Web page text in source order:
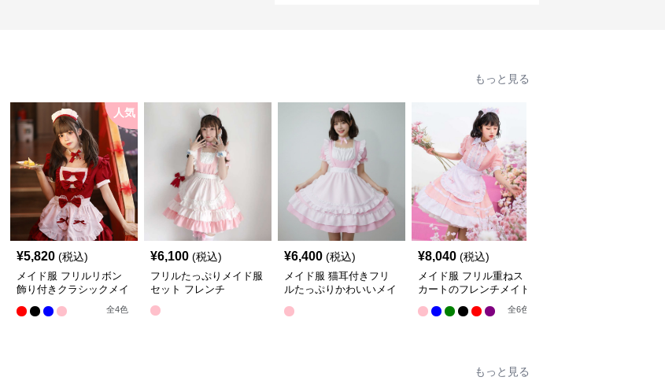
もっと見る
人気
¥5,820 (税込)
メイド服 フリルリボン
飾り付きクラシックメイ
全4色
¥6,100 (税込)
フリルたっぷりメイド服
セット フレンチ
¥6,400 (税込)
メイド服 猫耳付きフリ
ルたっぷりかわいいメイ
¥8,040 (税込)
メイド服 フリル重ねス
カートのフレンチメイド
全6色
もっと見る